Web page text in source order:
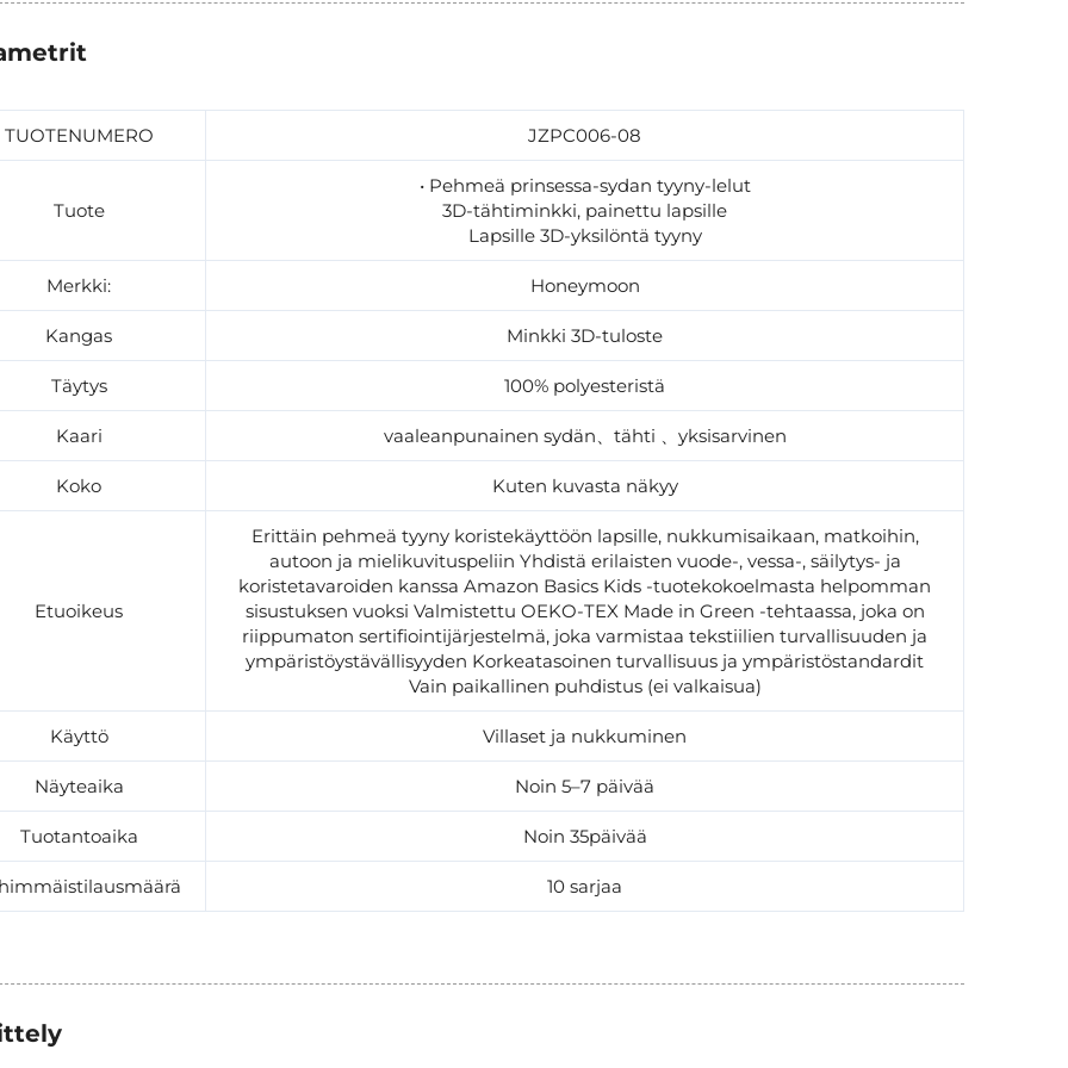
TUOTENUMERO JZPC006-08
Tuote
• Pehmeä prinsessa-sydan tyyny-lelut
3D-tähtiminkki, painettu lapsille
Lapsille 3D-yksilöntä tyyny
Merkki: Honeymoon
Kangas Minkki 3D-tuloste
Täytys 100% polyesteristä
Kaari vaaleanpunainen sydän、tähti 、yksisarvinen
Koko Kuten kuvasta näkyy
Etuoikeus
Erittäin pehmeä tyyny koristekäyttöön lapsille, nukkumisaikaan, matkoihin,
autoon ja mielikuvituspeliin Yhdistä erilaisten vuode-, vessa-, säilytys- ja
koristetavaroiden kanssa Amazon Basics Kids -tuotekokoelmasta helpomman
sisustuksen vuoksi Valmistettu OEKO-TEX Made in Green -tehtaassa, joka on
riippumaton sertifiointijärjestelmä, joka varmistaa tekstiilien turvallisuuden ja
ympäristöystävällisyyden Korkeatasoinen turvallisuus ja ympäristöstandardit
Vain paikallinen puhdistus (ei valkaisua)
Käyttö Villaset ja nukkuminen
Näyteaika Noin 5–7 päivää
Tuotantoaika Noin 35päivää
10 sarjaa